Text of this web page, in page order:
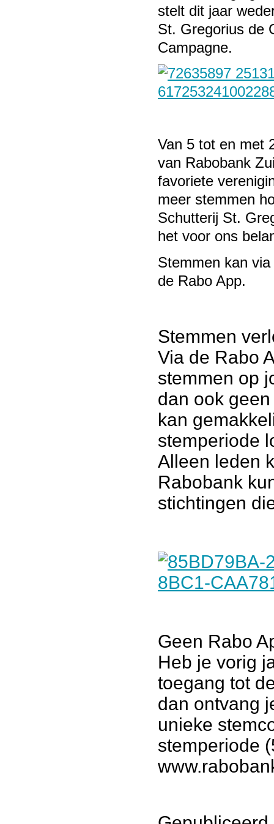
stelt dit jaar
St. Gregorius de
Campagne.
Van 5 tot en met
van Rabobank
favoriete
meer stemmen
Schutterij St.
het voor ons
Stemmen kan via
de Rabo App.
Stemmen
Via de Rabo
stemmen op
dan ook
kan
stemperiode
Alleen leden
Rabobank
stichtingen
Geen Rabo
Heb je vorig
toegang tot
dan ontvang
unieke
stemperiode